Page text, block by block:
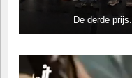
De derde prijs.